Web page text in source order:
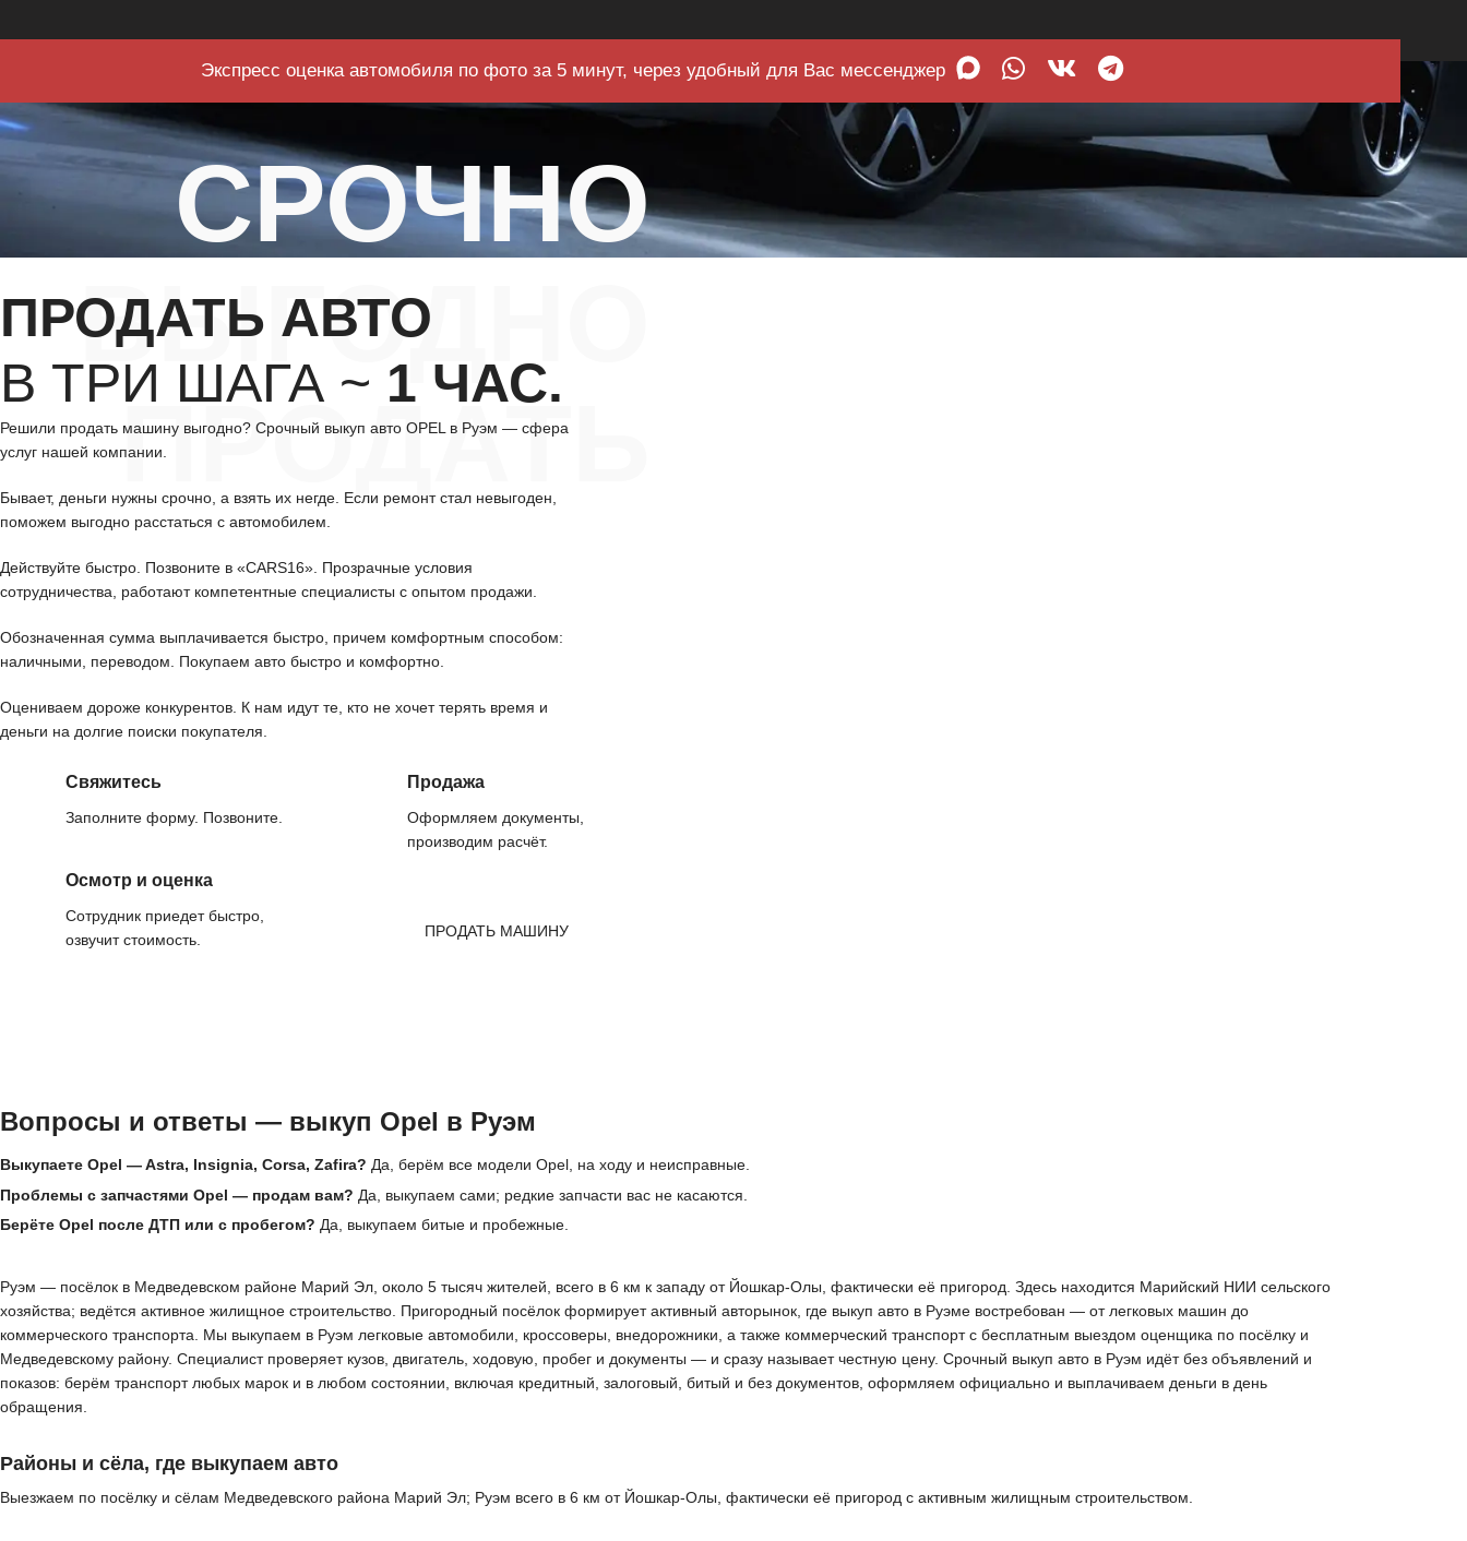
Экспресс оценка автомобиля по фото за 5 минут, через удобный для Вас мессенджер
СРОЧНО
ВЫГОДНО
ПРОДАТЬ
ПРОДАТЬ АВТО
В ТРИ ШАГА ~ 1 ЧАС.
Решили продать машину выгодно? Срочный выкуп авто OPEL в Руэм — сфера
услуг нашей компании.
Бывает, деньги нужны срочно, а взять их негде. Если ремонт стал невыгоден,
поможем выгодно расстаться с автомобилем.
Действуйте быстро. Позвоните в «CARS16». Прозрачные условия
сотрудничества, работают компетентные специалисты с опытом продажи.
Обозначенная сумма выплачивается быстро, причем комфортным способом:
наличными, переводом. Покупаем авто быстро и комфортно.
Оцениваем дороже конкурентов. К нам идут те, кто не хочет терять время и
деньги на долгие поиски покупателя.
Свяжитесь
Заполните форму. Позвоните.
Осмотр и оценка
Сотрудник приедет быстро,
озвучит стоимость.
Продажа
Оформляем документы,
производим расчёт.
ПРОДАТЬ МАШИНУ
Вопросы и ответы — выкуп Opel в Руэм
Выкупаете Opel — Astra, Insignia, Corsa, Zafira? Да, берём все модели Opel, на ходу и неисправные.
Проблемы с запчастями Opel — продам вам? Да, выкупаем сами; редкие запчасти вас не касаются.
Берёте Opel после ДТП или с пробегом? Да, выкупаем битые и пробежные.
Руэм — посёлок в Медведевском районе Марий Эл, около 5 тысяч жителей, всего в 6 км к западу от Йошкар-Олы, фактически её пригород. Здесь находится Марийский НИИ сельского
хозяйства; ведётся активное жилищное строительство. Пригородный посёлок формирует активный авторынок, где выкуп авто в Руэме востребован — от легковых машин до
коммерческого транспорта. Мы выкупаем в Руэм легковые автомобили, кроссоверы, внедорожники, а также коммерческий транспорт с бесплатным выездом оценщика по посёлку и
Медведевскому району. Специалист проверяет кузов, двигатель, ходовую, пробег и документы — и сразу называет честную цену. Срочный выкуп авто в Руэм идёт без объявлений и
показов: берём транспорт любых марок и в любом состоянии, включая кредитный, залоговый, битый и без документов, оформляем официально и выплачиваем деньги в день
обращения.
Районы и сёла, где выкупаем авто
Выезжаем по посёлку и сёлам Медведевского района Марий Эл; Руэм всего в 6 км от Йошкар-Олы, фактически её пригород с активным жилищным строительством.